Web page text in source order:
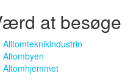
at besøge
Alltomteknikindustrin
Altombyen
Altomhjemmet